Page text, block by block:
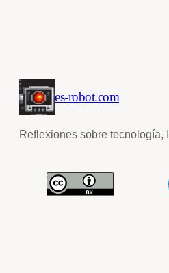
es-robot.com
Reflexiones sobre tecnología,